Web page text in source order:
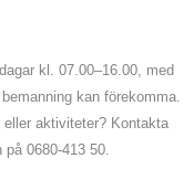
kl. 07.00–16.00, med
kan förekomma.
eller aktiviteter? Kontakta
0680-413 50.